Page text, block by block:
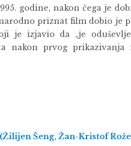
godine, nakon čega je
priznat film dobio je
je izjavio da „je
nakon prvog prikazivanja
Šeng, Žan-Kristof